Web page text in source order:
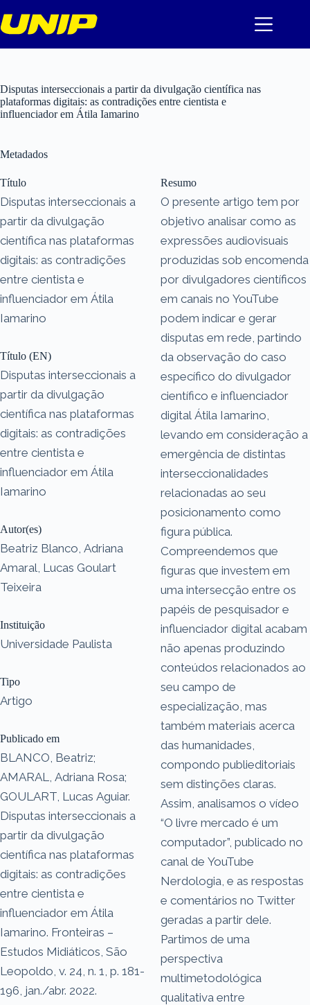
para
o
Disputas interseccionais a partir da divulgação científica nas
plataformas digitais: as contradições entre cientista e
influenciador em Átila Iamarino
Metadados
Título
Disputas interseccionais a
partir da divulgação
científica nas plataformas
digitais: as contradições
entre cientista e
influenciador em Átila
Iamarino
Título (EN)
Disputas interseccionais a
partir da divulgação
científica nas plataformas
digitais: as contradições
entre cientista e
influenciador em Átila
Iamarino
Autor(es)
Beatriz Blanco, Adriana
Amaral, Lucas Goulart
Teixeira
Instituição
Universidade Paulista
Tipo
Artigo
Publicado em
BLANCO, Beatriz;
AMARAL, Adriana Rosa;
GOULART, Lucas Aguiar.
Disputas interseccionais a
partir da divulgação
científica nas plataformas
digitais: as contradições
entre cientista e
influenciador em Átila
Iamarino. Fronteiras –
Estudos Midiáticos, São
Leopoldo, v. 24, n. 1, p. 181-
196, jan./abr. 2022.
Resumo
O presente artigo tem por
objetivo analisar como as
expressões audiovisuais
produzidas sob encomenda
por divulgadores científicos
em canais no YouTube
podem indicar e gerar
disputas em rede, partindo
da observação do caso
específico do divulgador
científico e influenciador
digital Átila Iamarino,
levando em consideração a
emergência de distintas
interseccionalidades
relacionadas ao seu
posicionamento como
figura pública.
Compreendemos que
figuras que investem em
uma intersecção entre os
papéis de pesquisador e
influenciador digital acabam
não apenas produzindo
conteúdos relacionados ao
seu campo de
especialização, mas
também materiais acerca
das humanidades,
compondo publieditoriais
sem distinções claras.
Assim, analisamos o vídeo
“O livre mercado é um
computador”, publicado no
canal de YouTube
Nerdologia, e as respostas
e comentários no Twitter
geradas a partir dele.
Partimos de uma
perspectiva
multimetodológica
qualitativa entre